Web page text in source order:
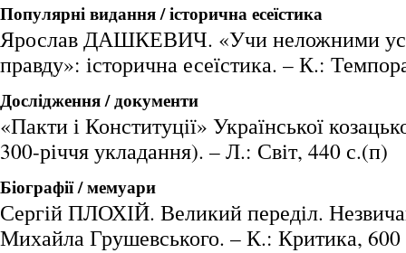
Популярні видання / історична есеїстика
Ярослав ДАШКЕВИЧ. «Учи неложними
правду»: історична есеїстика. – К.:
Дослідження / документи
«Пакти і Конституції» Української
300-річчя укладання). – Л.: Світ, 440 с.(п)
Біографії / мемуари
Сергій ПЛОХІЙ. Великий переділ.
Михайла Грушевського. – К.: Критика, 600